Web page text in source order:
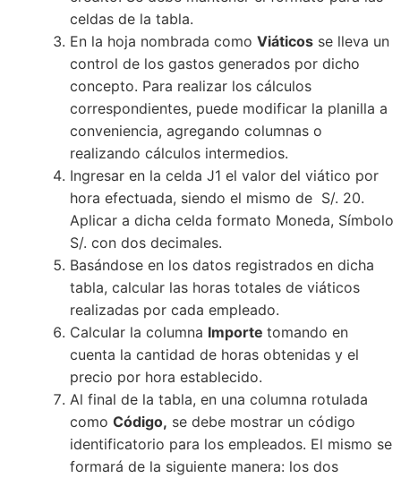
celdas de la tabla.
En la hoja nombrada como Viáticos se lleva un
control de los gastos generados por dicho
concepto. Para realizar los cálculos
correspondientes, puede modificar la planilla a
conveniencia, agregando columnas o
realizando cálculos intermedios.
Ingresar en la celda J1 el valor del viático por
hora efectuada, siendo el mismo de S/. 20.
Aplicar a dicha celda formato Moneda, Símbolo
S/. con dos decimales.
Basándose en los datos registrados en dicha
tabla, calcular las horas totales de viáticos
realizadas por cada empleado.
Calcular la columna Importe tomando en
cuenta la cantidad de horas obtenidas y el
precio por hora establecido.
Al final de la tabla, en una columna rotulada
como Código, se debe mostrar un código
identificatorio para los empleados. El mismo se
formará de la siguiente manera: los dos